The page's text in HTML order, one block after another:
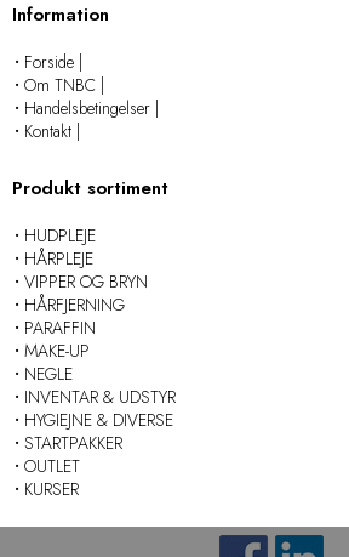
Information
Forside |
Om TNBC |
Handelsbetingelser |
Kontakt |
Produkt sortiment
HUDPLEJE
HÅRPLEJE
VIPPER OG BRYN
HÅRFJERNING
PARAFFIN
MAKE-UP
NEGLE
INVENTAR & UDSTYR
HYGIEJNE & DIVERSE
STARTPAKKER
OUTLET
KURSER